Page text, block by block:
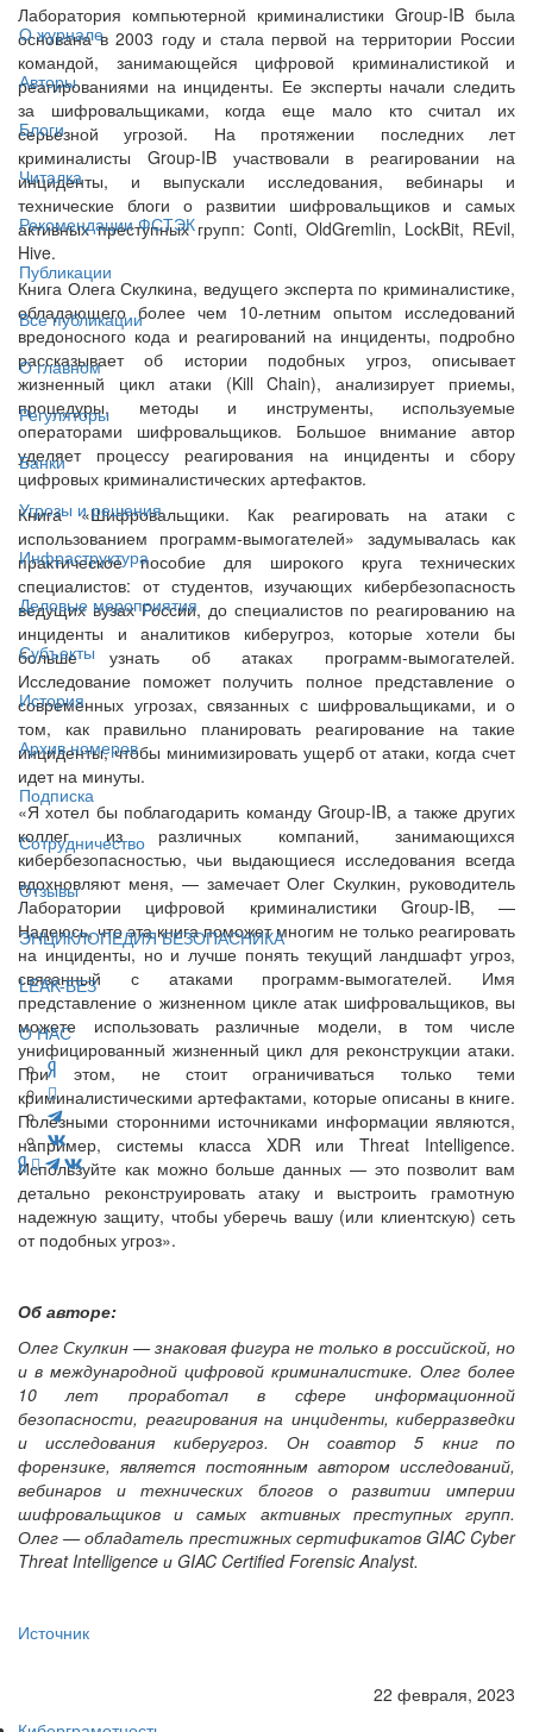
О журнале
Авторы
Блоги
Читалка
Рекомендации ФСТЭК
Публикации
Все публикации
О главном
Регуляторы
Банки
Угрозы и решения
Инфраструктура
Деловые мероприятия
Субъекты
История
Архив номеров
Подписка
Сотрудничество
Отзывы
ЭНЦИКЛОПЕДИЯ БЕЗОПАСНИКА
LEAK-БЕЗ
О НАС
Лаборатория компьютерной криминалистики Group-IB была
основана в 2003 году и стала первой на территории России
командой, занимающейся цифровой криминалистикой и
реагированиями на инциденты. Ее эксперты начали следить
за шифровальщиками, когда еще мало кто считал их
серьезной угрозой. На протяжении последних лет
криминалисты Group-IB участвовали в реагировании на
инциденты, и выпускали исследования, вебинары и
технические блоги о развитии шифровальщиков и самых
активных преступных групп: Conti, OldGremlin, LockBit, REvil,
Hive.
Книга Олега Скулкина, ведущего эксперта по криминалистике,
обладающего более чем 10-летним опытом исследований
вредоносного кода и реагирований на инциденты, подробно
рассказывает об истории подобных угроз, описывает
жизненный цикл атаки (Kill Chain), анализирует приемы,
процедуры, методы и инструменты, используемые
операторами шифровальщиков. Большое внимание автор
уделяет процессу реагирования на инциденты и сбору
цифровых криминалистических артефактов.
Книга «Шифровальщики. Как реагировать на атаки с
использованием программ-вымогателей» задумывалась как
практическое пособие для широкого круга технических
специалистов: от студентов, изучающих кибербезопасность
ведущих вузах России, до специалистов по реагированию на
инциденты и аналитиков киберугроз, которые хотели бы
больше узнать об атаках программ-вымогателей.
Исследование поможет получить полное представление о
современных угрозах, связанных с шифровальщиками, и о
том, как правильно планировать реагирование на такие
инциденты, чтобы минимизировать ущерб от атаки, когда счет
идет на минуты.
«Я хотел бы поблагодарить команду Group-IB, а также других
коллег из различных компаний, занимающихся
кибербезопасностью, чьи выдающиеся исследования всегда
вдохновляют меня, — замечает Олег Скулкин, руководитель
Лаборатории цифровой криминалистики Group-IB, —
Надеюсь, что эта книга поможет многим не только реагировать
на инциденты, но и лучше понять текущий ландшафт угроз,
связанный с атаками программ-вымогателей. Имя
представление о жизненном цикле атак шифровальщиков, вы
можете использовать различные модели, в том числе
унифицированный жизненный цикл для реконструкции атаки.
При этом, не стоит ограничиваться только теми
криминалистическими артефактами, которые описаны в книге.
Полезными сторонними источниками информации являются,
например, системы класса XDR или Threat Intelligence.
Используйте как можно больше данных — это позволит вам
детально реконструировать атаку и выстроить грамотную
надежную защиту, чтобы уберечь вашу (или клиентскую) сеть
от подобных угроз».
Об авторе:
Олег Скулкин — знаковая фигура не только в российской, но
и в международной цифровой криминалистике. Олег более
10 лет проработал в сфере информационной
безопасности, реагирования на инциденты, киберразведки
и исследования киберугроз. Он соавтор 5 книг по
форензике, является постоянным автором исследований,
вебинаров и технических блогов о развитии империи
шифровальщиков и самых активных преступных групп.
Олег — обладатель престижных сертификатов GIAC Cyber
Threat Intelligence и GIAC Certified Forensic Analyst.
Источник
22 февраля, 2023